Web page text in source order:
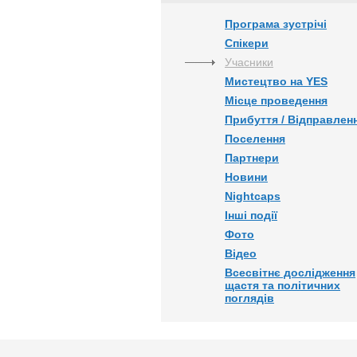
Програма зустрічі
Спікери
Учасники
Мистецтво на YES
Місце проведення
Прибуття /
Поселення
Партнери
Новини
Nightcaps
Інші події
Фото
Відео
Всесвітнє дослідження
щастя та політичних
поглядів